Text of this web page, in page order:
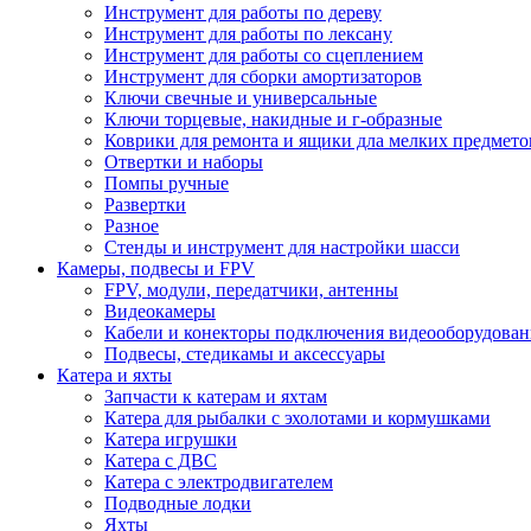
Инструмент для работы по дереву
Инструмент для работы по лексану
Инструмент для работы со сцеплением
Инструмент для сборки амортизаторов
Ключи свечные и универсальные
Ключи торцевые, накидные и г-образные
Коврики для ремонта и ящики дла мелких
Отвертки и наборы
Помпы ручные
Развертки
Разное
Стенды и инструмент для настройки шасси
Камеры, подвесы и FPV
FPV, модули, передатчики, антенны
Видеокамеры
Кабели и конекторы подключения
Подвесы, стедикамы и аксессуары
Катера и яхты
Запчасти к катерам и яхтам
Катера для рыбалки с эхолотами и кормушками
Катера игрушки
Катера с ДВС
Катера с электродвигателем
Подводные лодки
Яхты